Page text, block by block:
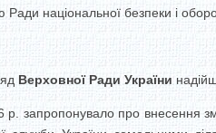
національної безпеки і
Верховної Ради України
р. запропонувало про внесення